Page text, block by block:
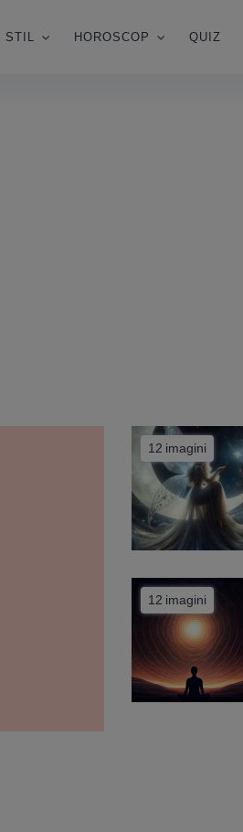
STIL HOROSCOP QUIZ
12 imagini
12 imagini